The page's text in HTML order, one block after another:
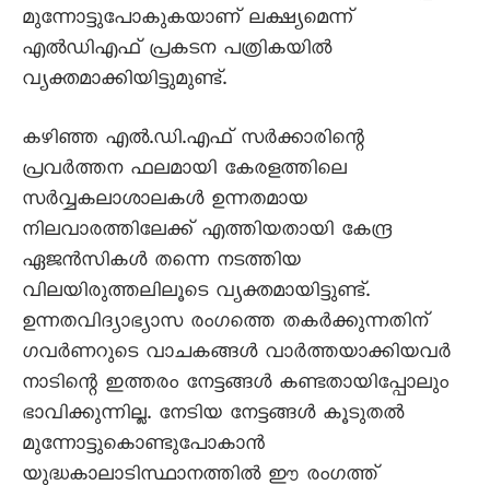
മുന്നോട്ടുപോകുകയാണ് ലക്ഷ്യമെന്ന്
എൽഡിഎഫ് പ്രകടന പത്രികയില്‍
വ്യക്തമാക്കിയിട്ടുമുണ്ട്.
കഴിഞ്ഞ എല്‍.ഡി.എഫ് സര്‍ക്കാരിന്റെ
പ്രവര്‍ത്തന ഫലമായി കേരളത്തിലെ
സര്‍വ്വകലാശാലകള്‍ ഉന്നതമായ
നിലവാരത്തിലേക്ക് എത്തിയതായി കേന്ദ്ര
ഏജന്‍സികള്‍ തന്നെ നടത്തിയ
വിലയിരുത്തലിലൂടെ വ്യക്തമായിട്ടുണ്ട്.
ഉന്നതവിദ്യാഭ്യാസ രംഗത്തെ തകര്‍ക്കുന്നതിന്
ഗവര്‍ണറുടെ വാചകങ്ങള്‍ വാര്‍ത്തയാക്കിയവര്‍
നാടിന്റെ ഇത്തരം നേട്ടങ്ങള്‍ കണ്ടതായിപ്പോലും
ഭാവിക്കുന്നില്ല. നേടിയ നേട്ടങ്ങള്‍ കൂടുതല്‍
മുന്നോട്ടുകൊണ്ടുപോകാന്‍
യുദ്ധകാലാടിസ്ഥാനത്തില്‍ ഈ രംഗത്ത്